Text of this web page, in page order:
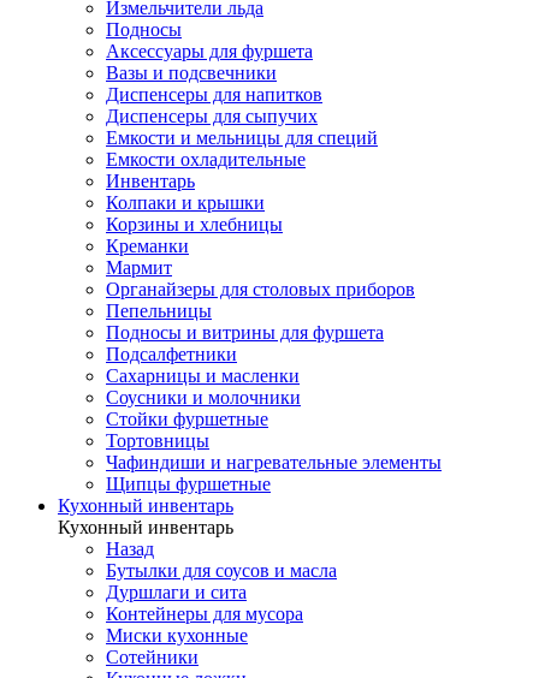
Измельчители льда
Подносы
Аксессуары для фуршета
Вазы и подсвечники
Диспенсеры для напитков
Диспенсеры для сыпучих
Емкости и мельницы для специй
Емкости охладительные
Инвентарь
Колпаки и крышки
Корзины и хлебницы
Креманки
Мармит
Органайзеры для столовых приборов
Пепельницы
Подносы и витрины для фуршета
Подсалфетники
Сахарницы и масленки
Соусники и молочники
Стойки фуршетные
Тортовницы
Чафиндиши и нагревательные элементы
Щипцы фуршетные
Кухонный инвентарь
Кухонный инвентарь
Назад
Бутылки для соусов и масла
Дуршлаги и сита
Контейнеры для мусора
Миски кухонные
Сотейники